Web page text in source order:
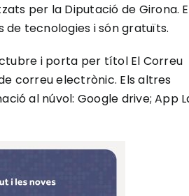
per la Diputació de Girona.
tecnologies i són gratuïts.
i porta per títol El Correu
correu electrònic. Els altres
al núvol: Google drive; App